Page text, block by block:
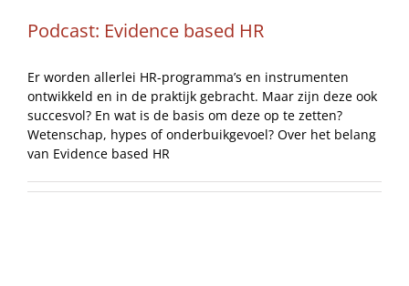
Podcast: Evidence based HR
Er worden allerlei HR-programma’s en instrumenten
ontwikkeld en in de praktijk gebracht. Maar zijn deze ook
succesvol? En wat is de basis om deze op te zetten?
Wetenschap, hypes of onderbuikgevoel? Over het belang
van Evidence based HR